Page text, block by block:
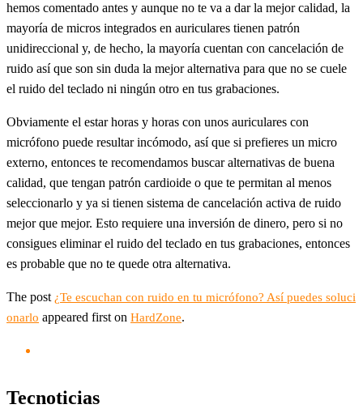
hemos comentado antes y aunque no te va a dar la mejor calidad, la
mayoría de micros integrados en auriculares tienen patrón
unidireccional y, de hecho, la mayoría cuentan con cancelación de
ruido así que son sin duda la mejor alternativa para que no se cuele
el ruido del teclado ni ningún otro en tus grabaciones.
Obviamente el estar horas y horas con unos auriculares con
micrófono puede resultar incómodo, así que si prefieres un micro
externo, entonces te recomendamos buscar alternativas de buena
calidad, que tengan patrón cardioide o que te permitan al menos
seleccionarlo y ya si tienen sistema de cancelación activa de ruido
mejor que mejor. Esto requiere una inversión de dinero, pero si no
consigues eliminar el ruido del teclado en tus grabaciones, entonces
es probable que no te quede otra alternativa.
The post ¿Te escuchan con ruido en tu micrófono? Así puedes soluci
onarlo appeared first on HardZone.
Tecnoticias